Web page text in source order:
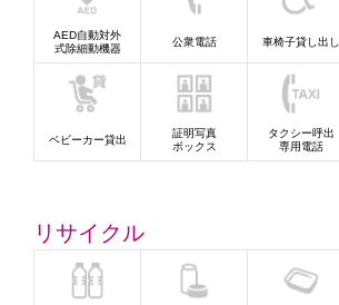
AED自動対外
式除細動機器
公衆電話 車椅子貸し出し
ベビーカー貸出
証明写真
ボックス
タクシー呼出
専用電話
リサイクル